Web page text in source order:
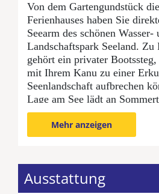
Von dem Gartengundstück
Ferienhauses haben Sie
Seearm des schönen Wasser-
Landschaftspark Seeland. Zu
gehört ein privater
mit Ihrem Kanu zu einer
Seenlandschaft aufbrechen
Lage am See lädt an
vergnüglichem Badespaß ein.
Das Ferienhaus in dänischer
Wohnbereich mit Kaminofen
auch an Schietwettertagen
Mehr anzeigen
Ausstattung